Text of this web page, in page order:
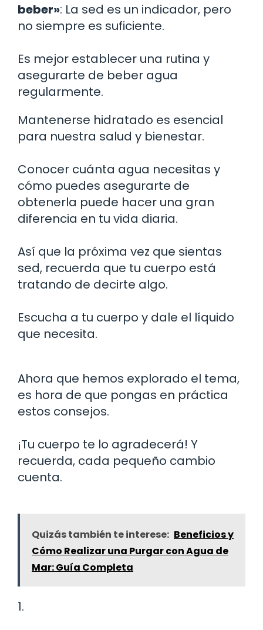
beber»: La sed es un indicador, pero
no siempre es suficiente.
Es mejor establecer una rutina y
asegurarte de beber agua
regularmente.
Mantenerse hidratado es esencial
para nuestra salud y bienestar.
Conocer cuánta agua necesitas y
cómo puedes asegurarte de
obtenerla puede hacer una gran
diferencia en tu vida diaria.
Así que la próxima vez que sientas
sed, recuerda que tu cuerpo está
tratando de decirte algo.
Escucha a tu cuerpo y dale el líquido
que necesita.
Ahora que hemos explorado el tema,
es hora de que pongas en práctica
estos consejos.
¡Tu cuerpo te lo agradecerá! Y
recuerda, cada pequeño cambio
cuenta.
Quizás también te interese: Beneficios y
Cómo Realizar una Purgar con Agua de
Mar: Guía Completa
1.